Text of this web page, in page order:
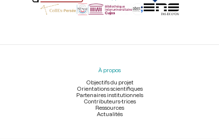
Menu
À propos
Objectifs du projet
Orientations scientifiques
Partenaires institutionnels
Contributeurs-trices
Ressources
Actualités